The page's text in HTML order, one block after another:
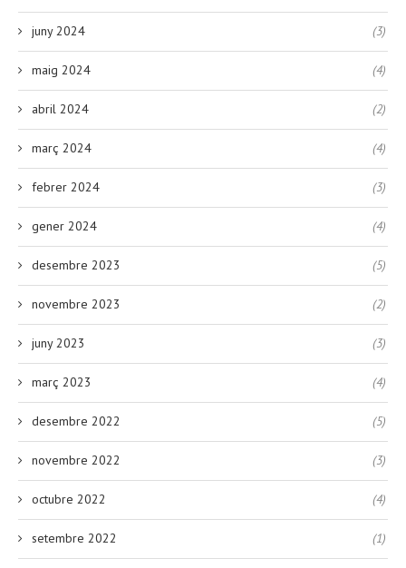
juny 2024 (3)
maig 2024 (4)
abril 2024 (2)
març 2024 (4)
febrer 2024 (3)
gener 2024 (4)
desembre 2023 (5)
novembre 2023 (2)
juny 2023 (3)
març 2023 (4)
desembre 2022 (5)
novembre 2022 (3)
octubre 2022 (4)
setembre 2022 (1)